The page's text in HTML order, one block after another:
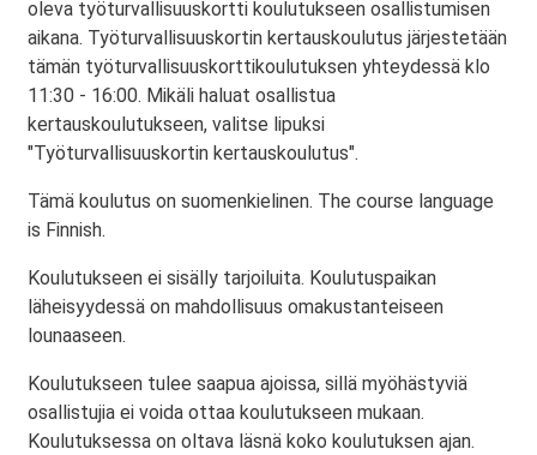
oleva työturvallisuuskortti koulutukseen osallistumisen
aikana. Työturvallisuuskortin kertauskoulutus järjestetään
tämän työturvallisuuskorttikoulutuksen yhteydessä klo
11:30 - 16:00. Mikäli haluat osallistua
kertauskoulutukseen, valitse lipuksi
"Työturvallisuuskortin kertauskoulutus".
Tämä koulutus on suomenkielinen. The course language
is Finnish.
Koulutukseen ei sisälly tarjoiluita. Koulutuspaikan
läheisyydessä on mahdollisuus omakustanteiseen
lounaaseen.
Koulutukseen tulee saapua ajoissa, sillä myöhästyviä
osallistujia ei voida ottaa koulutukseen mukaan.
Koulutuksessa on oltava läsnä koko koulutuksen ajan.